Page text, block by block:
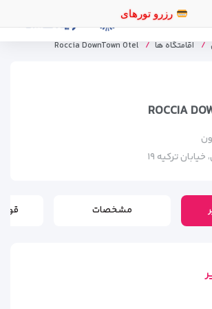
رزرو
اقامتگاه ها Roccia DownTown Otel
ROCCIA
ترکیه ۱۹
مشخصات